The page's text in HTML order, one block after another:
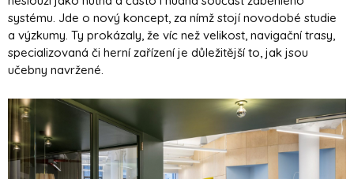
systému. Jde o nový koncept, za nímž stojí novodobé studie
a výzkumy. Ty prokázaly, že víc než velikost, navigační trasy,
specializovaná či herní zařízení je důležitější to, jak jsou
učebny navržené.